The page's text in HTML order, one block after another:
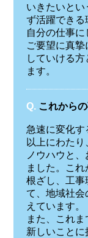
いきたいと
ず活躍できる
自分の仕事
ご要望に真
していける
ます。
Q. これから
急速に変化
以上にわた
ノウハウと
ました。こ
根ざし、工事
て、地域社会
えています。
また、これ
新しいこと